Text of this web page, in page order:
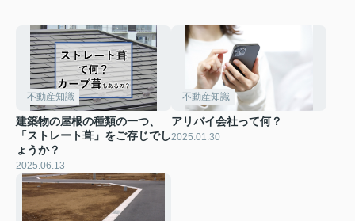
不動産知識
建築物の屋根の種類の一つ、
「ストレート葺」をご存じでし
ょうか？
2025.06.13
不動産知識
アリバイ会社って何？
2025.01.30